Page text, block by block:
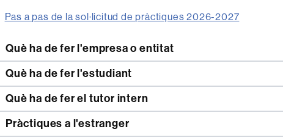
Pas a pas de la sol·licitud de pràctiques 2026-2027
Què ha de fer l'empresa o entitat
Què ha de fer l'estudiant
Què ha de fer el tutor intern
Pràctiques a l'estranger